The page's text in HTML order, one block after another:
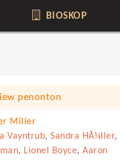
BIOSKOP
penonton
Miller
Vayntrub, Sandra HÃ¼ller,
, Lionel Boyce, Aaron